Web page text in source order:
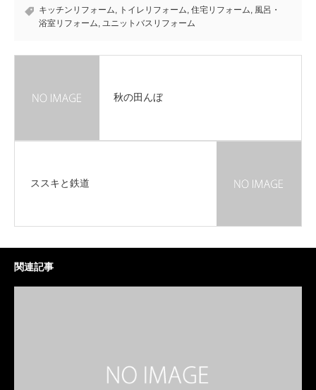
キッチンリフォーム, トイレリフォーム, 住宅リフォーム, 風呂・
浴室リフォーム, ユニットバスリフォーム
秋の田んぼ
ススキと鉄道
関連記事